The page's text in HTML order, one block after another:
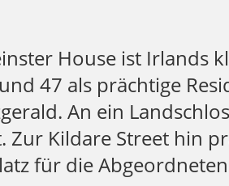
House ist Irlands
47 als prächtige
An ein
Zur Kildare Street hin
für die